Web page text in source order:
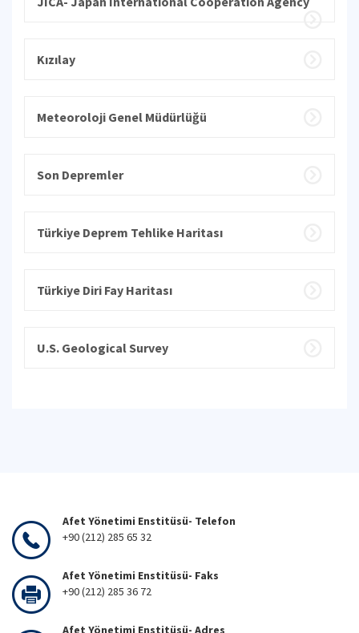
Kızılay
Meteoroloji Genel Müdürlüğü
Son Depremler
Türkiye Deprem Tehlike Haritası
Türkiye Diri Fay Haritası
U.S. Geological Survey
Afet Yönetimi Enstitüsü- Telefon
+90 (212) 285 65 32
Afet Yönetimi Enstitüsü- Faks
+90 (212) 285 36 72
Afet Yönetimi Enstitüsü- Adres